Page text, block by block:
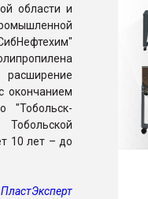
области и
окончанием
"Тобольск-
10 лет – до
ПластЭксперт